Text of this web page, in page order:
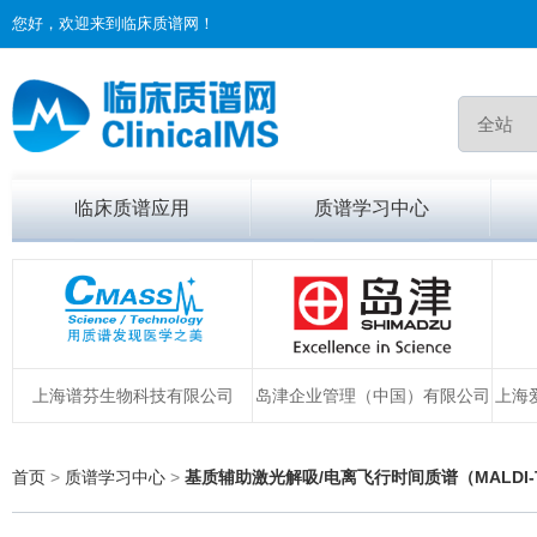
您好，欢迎来到临床质谱网！
临床质谱应用 质谱学习中心
上海谱芬生物科技有限公司 岛津企业管理（中国）有限公司 上
首页 > 质谱学习中心 > 基质辅助激光解吸/电离飞行时间质谱（